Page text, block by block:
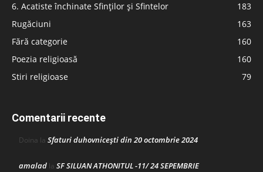
6. Acatiste închinate Sfinților și Sfintelor
183
Rugăciuni
163
Fără categorie
160
Poezia religioasă
160
Stiri religioase
79
Comentarii recente
Doina la Sfaturi duhovnicești din 20 octombrie 2024
amalad la SF SILUAN ATHONITUL -11/ 24 SEPEMBRIE